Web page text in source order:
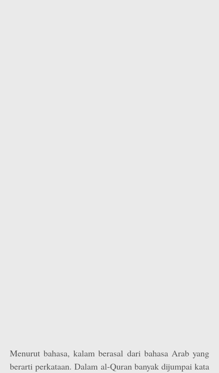
Menurut bahasa, kalam berasal dari bahasa Arab yang
berarti perkataan. Dalam al-Quran banyak dijumpai kata